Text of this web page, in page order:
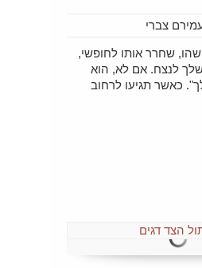
צברי
שחרר אותו לחופשי,
לנצח. אם לא, הוא
כאשר תגיעו לרחוב